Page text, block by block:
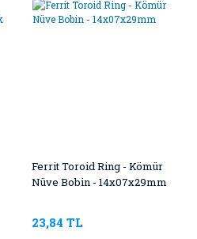
Ferrit Toroid Ring - Kömür
Nüve Bobin - 14x07x29mm
23,84 TL